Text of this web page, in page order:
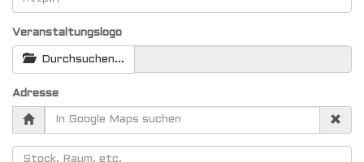
Veranstaltungslogo
Durchsuchen...
Adresse